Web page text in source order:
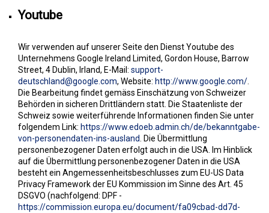
Youtube
Wir verwenden auf unserer Seite den Dienst Youtube des
Unternehmens Google Ireland Limited, Gordon House, Barrow
Street, 4 Dublin, Irland, E-Mail: support-
deutschland@google.com, Website: http://www.google.com/
Die Bearbeitung findet gemäss Einschätzung von Schweizer
Behörden in sicheren Drittländern statt. Die Staatenliste der
Schweiz sowie weiterführende Informationen finden Sie unter
folgendem Link: https://www.edoeb.admin.ch/de/bekanntgabe-
von-personendaten-ins-ausland
Die Übermittlung
personenbezogener Daten erfolgt auch in die USA. Im Hinblick
auf die Übermittlung personenbezogener Daten in die USA
besteht ein Angemessenheitsbeschlusses zum EU-US Data
Privacy Framework der EU Kommission im Sinne des Art. 45
DSGVO (nachfolgend: DPF -
https://commission.europa.eu/document/fa09cbad-dd7d-